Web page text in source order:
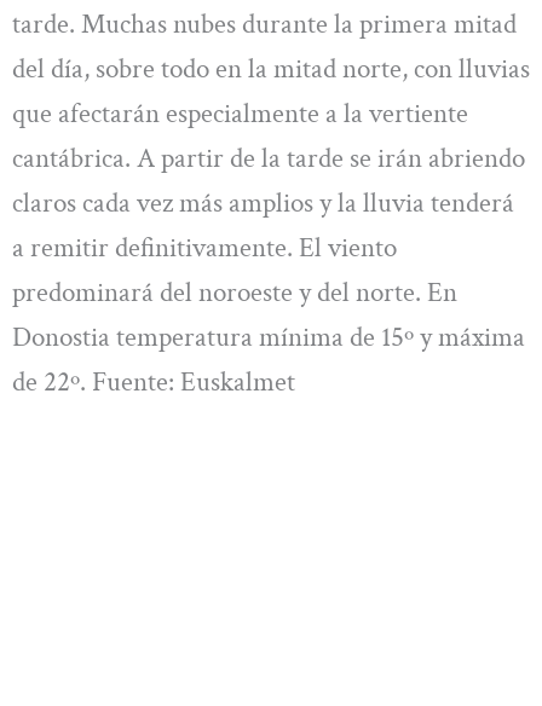
tarde. Muchas nubes durante la primera mitad
del día, sobre todo en la mitad norte, con lluvias
que afectarán especialmente a la vertiente
cantábrica. A partir de la tarde se irán abriendo
claros cada vez más amplios y la lluvia tenderá
a remitir definitivamente. El viento
predominará del noroeste y del norte. En
Donostia temperatura mínima de 15º y máxima
de 22º. Fuente: Euskalmet